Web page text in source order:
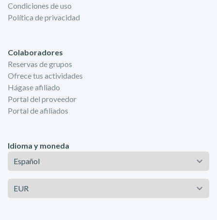
Condiciones de uso
Política de privacidad
Colaboradores
Reservas de grupos
Ofrece tus actividades
Hágase afiliado
Portal del proveedor
Portal de afiliados
Idioma y moneda